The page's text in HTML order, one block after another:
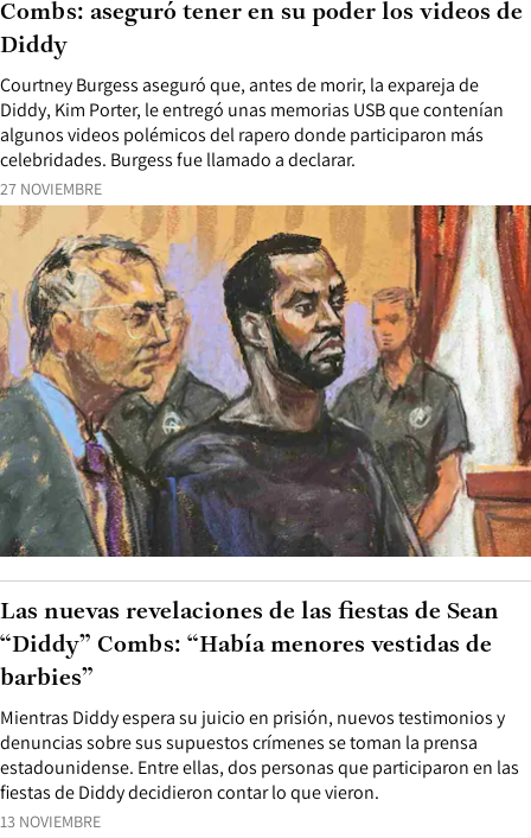
27 NOVIEMBRE
Courtney Burgess aseguró que, antes de morir, la expareja de
Diddy, Kim Porter, le entregó unas memorias USB que contenían
algunos videos polémicos del rapero donde participaron más
celebridades. Burgess fue llamado a declarar.
Combs: aseguró tener en su poder los videos de
Diddy
13 NOVIEMBRE
Mientras Diddy espera su juicio en prisión, nuevos testimonios y
denuncias sobre sus supuestos crímenes se toman la prensa
estadounidense. Entre ellas, dos personas que participaron en las
fiestas de Diddy decidieron contar lo que vieron.
Las nuevas revelaciones de las fiestas de Sean
“Diddy” Combs: “Había menores vestidas de
barbies”